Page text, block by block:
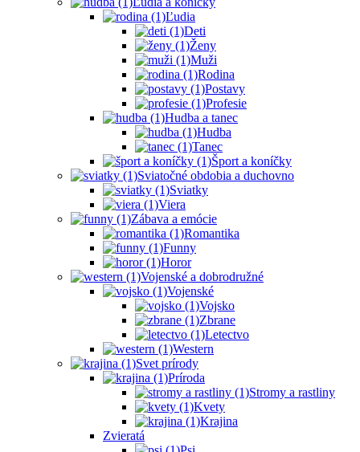
Ľudia
Deti
Ženy
Muži
Rodina
Postavy
Profesie
Hudba a tanec
Hudba
Tanec
Šport a koníčky
Sviatočné obdobia a duchovno
Sviatky
Viera
Zábava a emócie
Romantika
Funny
Horor
Vojenské a dobrodružné
Vojenské
Vojsko
Zbrane
Letectvo
Western
Svet prírody
Príroda
Stromy a rastliny
Kvety
Krajina
Zvieratá